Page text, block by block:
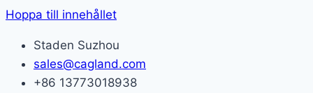
Hoppa till innehållet
Staden Suzhou
sales@cagland.com
+86 13773018938